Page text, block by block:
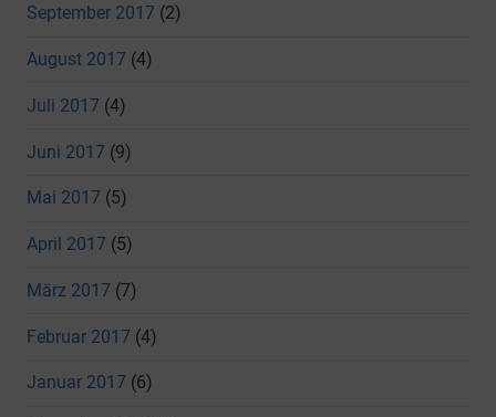
September 2017 (2)
August 2017 (4)
Juli 2017 (4)
Juni 2017 (9)
Mai 2017 (5)
April 2017 (5)
März 2017 (7)
Februar 2017 (4)
Januar 2017 (6)